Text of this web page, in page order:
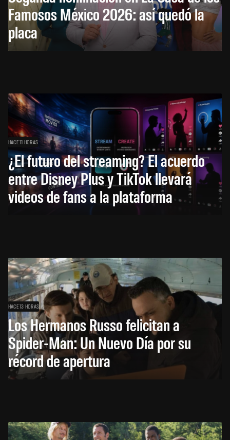
Famosos México 2026: así quedó la
placa
HACE 11 HORAS
¿El futuro del streaming? El acuerdo
entre Disney Plus y TikTok llevará
videos de fans a la plataforma
HACE 13 HORAS
Los Hermanos Russo felicitan a
Spider-Man: Un Nuevo Día por su
récord de apertura